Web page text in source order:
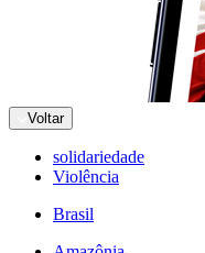
Voltar
solidariedade
Violência
Brasil